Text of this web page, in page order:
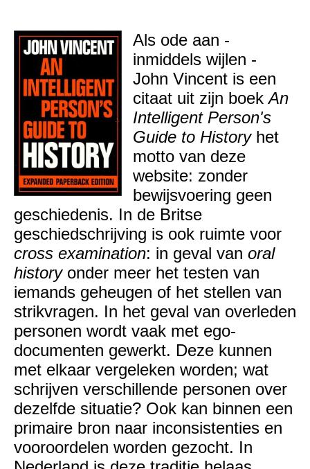
Als ode aan -
inmiddels wijlen -
John Vincent is een
citaat uit zijn boekAn
Intelligent Person's
Guide to Historyhet
motto van deze
website: zonder
bewijsvoering geen
geschiedenis. In de Britse
geschiedschrijving is ook ruimte voor
cross examination: in geval van oral
history onder meer het testen van
iemands geheugen of het stellen van
strikvragen. In het geval van overleden
personen wordt vaak met ego-
documenten gewerkt. Deze kunnen
met elkaar vergeleken worden; wat
schrijven verschillende personen over
dezelfde situatie? Ook kan binnen een
primaire bron naar inconsistenties en
vooroordelen worden gezocht. In